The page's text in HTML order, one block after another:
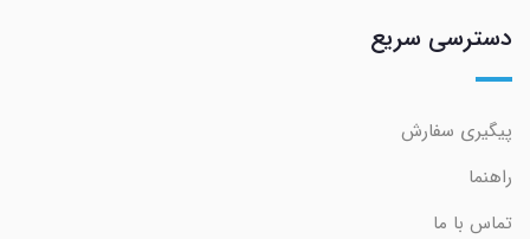
دسترسی سریع
پیگیری سفارش
راهنما
تماس با ما